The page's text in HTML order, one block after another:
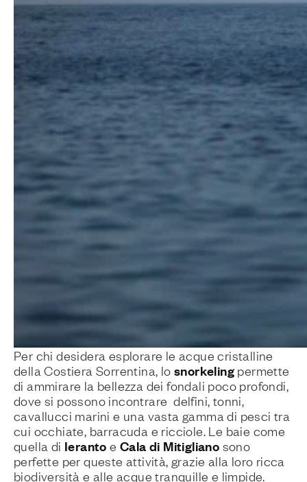
Per chi desidera esplorare le acque cristalline
della Costiera Sorrentina, lo snorkeling permette
di ammirare la bellezza dei fondali poco profondi,
dove si possono incontrare delfini, tonni,
cavallucci marini e una vasta gamma di pesci tra
cui occhiate, barracuda e ricciole. Le baie come
quella di Ieranto eCala di Mitigliano sono
perfette per queste attività, grazie alla loro ricca
biodiversità e alle acque tranquille e limpide.